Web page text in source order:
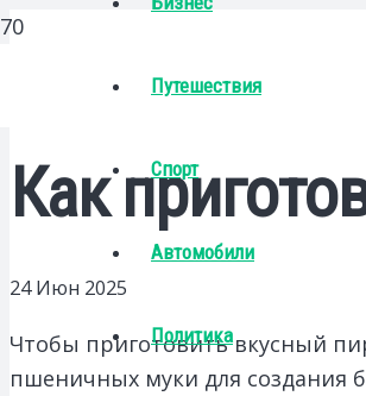
Путешествия
Спорт
Автомобили
Политика
Как
24 Июн 2025
Чтобы приготовить вкусный
пшеничных муки для создания